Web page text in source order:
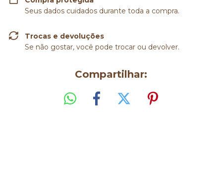
Seus dados cuidados durante toda a compra.
Trocas e devoluções
Se não gostar, você pode trocar ou devolver.
Compartilhar: